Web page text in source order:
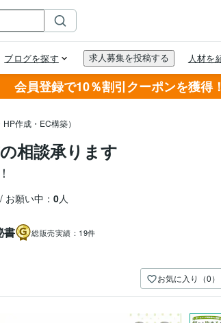
会員登録で10％割引クーポンを獲得！
作成・EC構築）
相談承ります
お願い中： 0人
書 総販売実績： 19件
お気に入り（0）